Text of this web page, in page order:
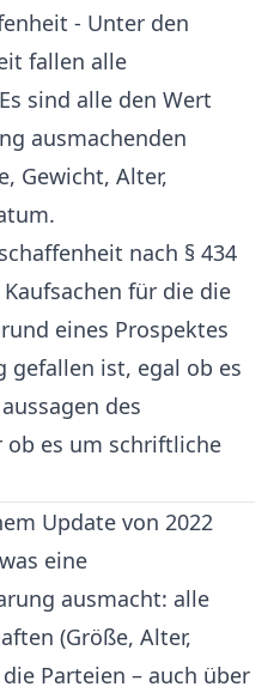
- Unter den
fallen alle
sind alle den Wert
ausmachenden
Gewicht, Alter,
nach § 434
für die die
eines Prospektes
gefallen ist, egal ob es
des
ob es um schriftliche
Update von 2022
eine
ausmacht: alle
(Größe, Alter,
Parteien – auch über